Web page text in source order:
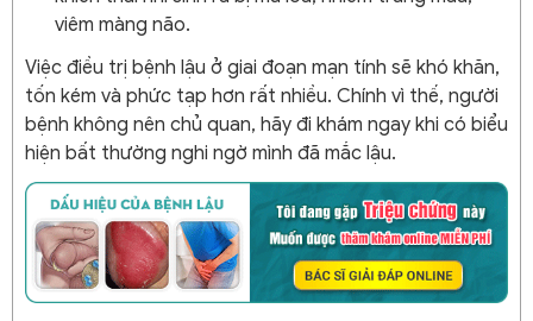
viêm màng não.
Việc điều trị bệnh lậu ở giai đoạn mạn tính sẽ khó khăn,
tốn kém và phức tạp hơn rất nhiều. Chính vì thế, người
bệnh không nên chủ quan, hãy đi khám ngay khi có biểu
hiện bất thường nghi ngờ mình đã mắc lậu.